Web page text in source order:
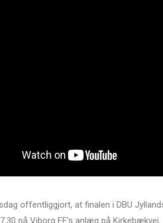
offentliggjort, at finalen i DBU
på Viborg FF’s anlæg på Kirkebækvej.